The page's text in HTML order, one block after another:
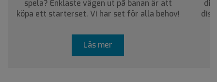
spela? Enklaste vägen ut på banan är att
köpa ett starterset. Vi har set för alla behov!
Läs mer